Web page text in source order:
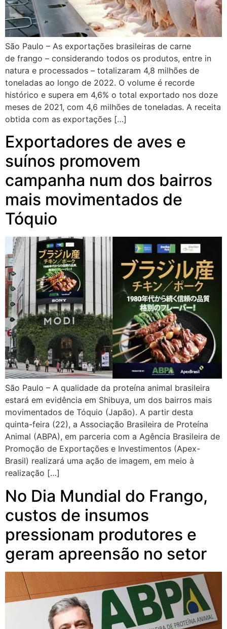
São Paulo – As exportações brasileiras de carne
de frango – considerando todos os produtos, entre in
natura e processados – totalizaram 4,8 milhões de
toneladas ao longo de 2022. O volume é recorde
histórico e supera em 4,6% o total exportado nos doze
meses de 2021, com 4,6 milhões de toneladas. A receita
obtida com as exportações […]
Exportadores de aves e
suínos promovem
campanha num dos bairros
mais movimentados de
Tóquio
São Paulo – A qualidade da proteína animal brasileira
estará em evidência em Shibuya, um dos bairros mais
movimentados de Tóquio (Japão). A partir desta
quinta-feira (22), a Associação Brasileira de Proteína
Animal (ABPA), em parceria com a Agência Brasileira de
Promoção de Exportações e Investimentos (Apex-
Brasil) realizará uma ação de imagem, em meio à
realização […]
No Dia Mundial do Frango,
custos de insumos
pressionam produtores e
geram apreensão no setor